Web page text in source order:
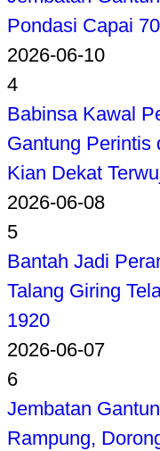
Pondasi Capai
2026-06-10
4
Babinsa Kawal
Gantung Perintis
Kian Dekat
2026-06-08
5
Bantah Jadi
Talang Giring
1920
2026-06-07
6
Jembatan
Rampung,